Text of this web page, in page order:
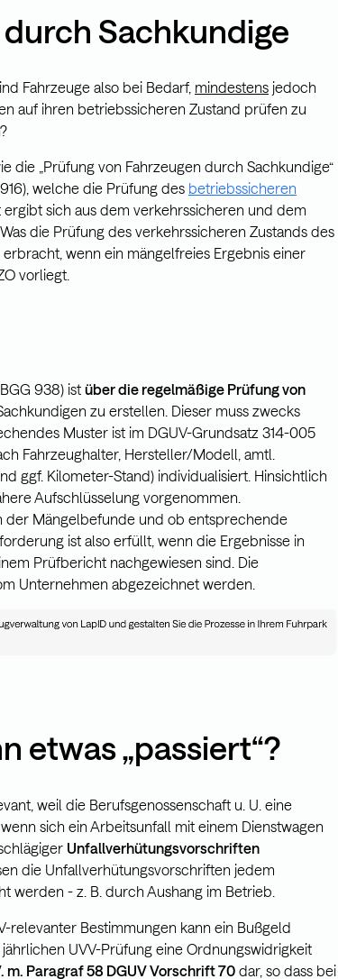
Sachkundige
Fahrzeuge also bei Bedarf, mindestens jedoch
auf ihren betriebssicheren Zustand prüfen zu
die „Prüfung von Fahrzeugen durch Sachkundige“
welche die Prüfung des betriebssicheren
sich aus dem verkehrssicheren und dem
die Prüfung des verkehrssicheren Zustands des
wenn ein mängelfreies Ergebnis einer
vorliegt.
938) ist über die regelmäßige Prüfung von
zu erstellen. Dieser muss zwecks
Muster ist im DGUV-Grundsatz 314-005
Fahrzeughalter, Hersteller/Modell, amtl.
ggf. Kilometer-Stand) individualisiert. Hinsichtlich
Aufschlüsselung vorgenommen.
der Mängelbefunde und ob entsprechende
ist also erfüllt, wenn die Ergebnisse in
Prüfbericht nachgewiesen sind. Die
Unternehmen abgezeichnet werden.
etwas „passiert“?
weil die Berufsgenossenschaft u. U. eine
sich ein Arbeitsunfall mit einem Dienstwagen
Unfallverhütungsvorschriften
die Unfallverhütungsvorschriften jedem
werden - z. B. durch Aushang im Betrieb.
relevanter Bestimmungen kann ein Bußgeld
UVV-Prüfung eine Ordnungswidrigkeit
m. Paragraf 58 DGUV Vorschrift 70 dar, so dass bei